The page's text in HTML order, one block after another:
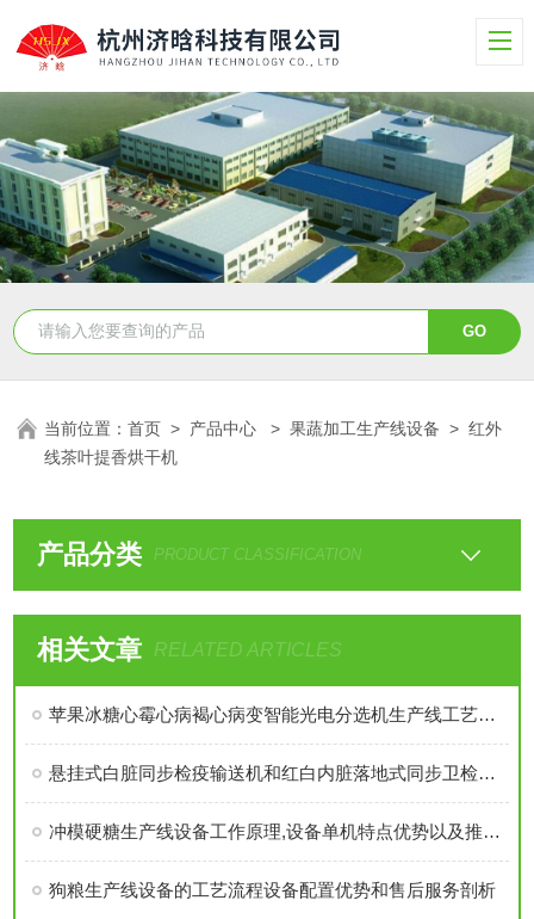
当前位置：首页 > 产品中心 >果蔬加工生产线设备 >红外
线茶叶提香烘干机
产品分类 PRODUCT CLASSIFICATION
相关文章 RELATED ARTICLES
苹果冰糖心霉心病褐心病变智能光电分选机生产线工艺流程和设备特点介绍
悬挂式白脏同步检疫输送机和红白内脏落地式同步卫检输送线主要区别在哪里？
冲模硬糖生产线设备工作原理,设备单机特点优势以及推荐生产线介绍
狗粮生产线设备的工艺流程设备配置优势和售后服务剖析